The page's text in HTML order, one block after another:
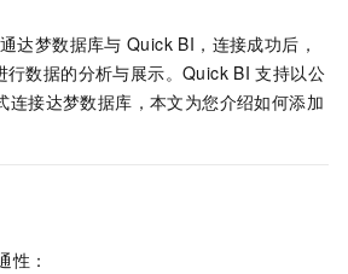
达梦数据库与 Quick BI，连接成功后，
行数据的分析与展示。Quick BI 支持以公
连接达梦数据库，本文为您介绍如何添加
性：